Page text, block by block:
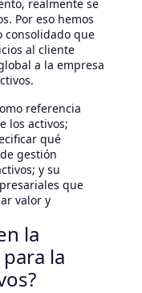
realmente se
Por eso hemos
consolidado que
al cliente
a la empresa
referencia
los activos;
qué
gestión
y su
que
valor y
la
la